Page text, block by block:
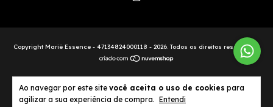
Ao navegar por este site você aceita o uso de cookies para
agilizar a sua experiência de compra. Entendi
Copyright Mariê Essence - 47134824000118 - 2026. Todos os direitos reservados.